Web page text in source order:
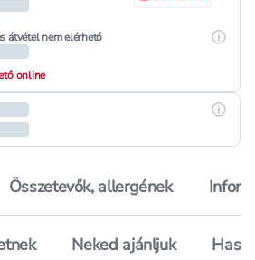
átvétel nem elérhető
online
Összetevők, allergének
Neked ajánljuk